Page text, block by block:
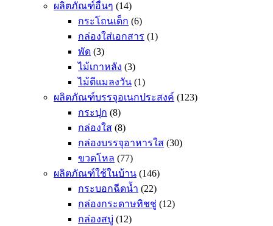
ผลิตภัณฑ์อื่นๆ (14)
กระโถนเด็ก (6)
กล่องใส่เอกสาร (1)
พัด (3)
ไม้เกาหลัง (3)
ไม้ตีแมลงวัน (1)
ผลิตภัณฑ์บรรจุอเนกประสงค์ (123)
กระปุก (8)
กล่องใส (8)
กล่องบรรจุอาหารใส (30)
ขวดโหล (77)
ผลิตภัณฑ์ใช้ในบ้าน (146)
กระบอกฉีดน้ำ (22)
กล่องกระดาษทิชชู่ (12)
กล่องสบู่ (12)